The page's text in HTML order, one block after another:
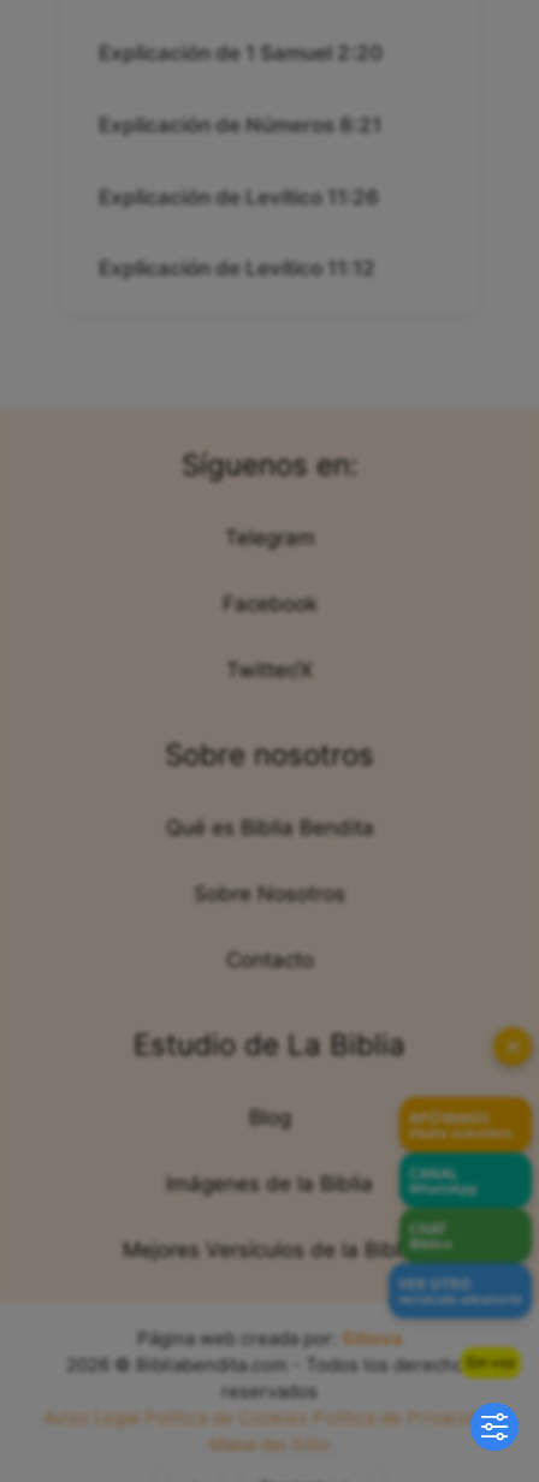
Sin voz
Explicación de 1 Samuel 2:20
Explicación de Números 8:21
Explicación de Levítico 11:26
Explicación de Levítico 11:12
Síguenos en:
Telegram
Facebook
Twitter/X
Sobre nosotros
Qué es Biblia Bendita
Sobre Nosotros
Contacto
Estudio de La Biblia
Blog
Imágenes de la Biblia
Mejores Versículos de la Biblia
Página web creada por:
Sitiova
2026 © Bibliabendita.com - Todos los derechos
reservados
Aviso Legal
Política de Cookies
Política de Privacidad
Mapa del Sitio
✕
APÓYANOS
Hazte miembro
CANAL
WhatsApp
CHAT
Bíblico
VER OTRO
versículo aleatorio